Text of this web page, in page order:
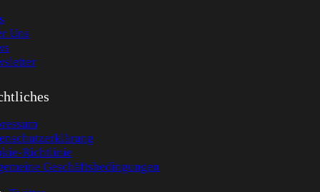
Uns
Richtlinie
Geschäftsbedingungen